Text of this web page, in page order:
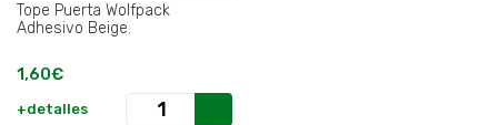
Tope Puerta Wolfpack
Adhesivo Beige.
1,60€
+detalles